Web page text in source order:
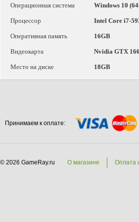
Операционная система
Windows 10
Процессор Intel Core i7-
Оперативная память 16GB
Видеокарта Nvidia GTX
Место на диске 18GB
Принимаем к оплате:
© 2026 GameRay.ru О магазине Оплата